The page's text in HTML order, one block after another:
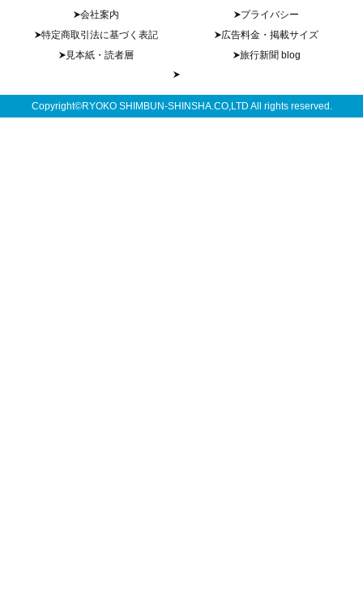
会社案内
プライバシー
特定商取引法に基づく表記
広告料金・掲載サイズ
見本紙・読者層
旅行新聞 blog
Copyright©RYOKO SHIMBUN-SHINSHA.CO,LTD All rights reserved.